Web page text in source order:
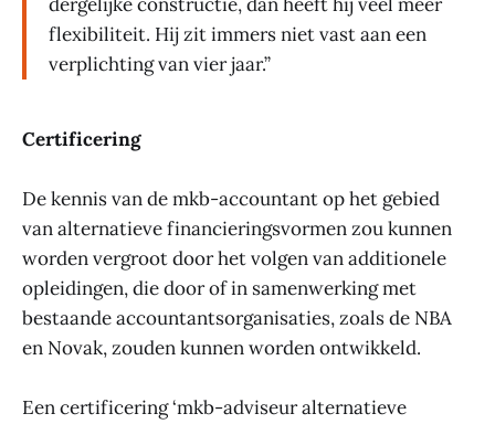
flexibiliteit. Hij zit immers niet vast aan een
verplichting van vier jaar.”
Certificering
De kennis van de mkb-accountant op het gebied
van alternatieve financieringsvormen zou kunnen
worden vergroot door het volgen van additionele
opleidingen, die door of in samenwerking met
bestaande accountantsorganisaties, zoals de NBA
en Novak, zouden kunnen worden ontwikkeld.
Een certificering ‘mkb-adviseur alternatieve